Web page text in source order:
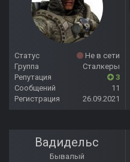
Статус
Не в сети
Группа
Сталкеры
Репутация
3
Сообщений
11
Регистрация
26.09.2021
Вадидельс
Бывалый